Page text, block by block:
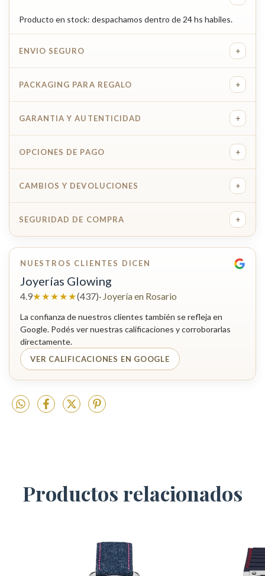
Producto en stock: despachamos dentro de 24 hs habiles.
ENVIO SEGURO +
PACKAGING PARA REGALO +
GARANTIA Y AUTENTICIDAD +
OPCIONES DE PAGO +
CAMBIOS Y DEVOLUCIONES +
SEGURIDAD DE COMPRA +
NUESTROS CLIENTES DICEN
Joyerías Glowing
4.9★★★★★(437)· Joyería en Rosario
La confianza de nuestros clientes también se refleja en
Google. Podés ver nuestras calificaciones y corroborarlas
directamente.
VER CALIFICACIONES EN GOOGLE
Productos relacionados